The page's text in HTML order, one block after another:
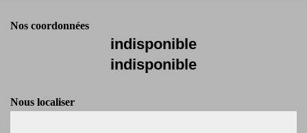
Nos coordonnées
indisponible
indisponible
Nous localiser